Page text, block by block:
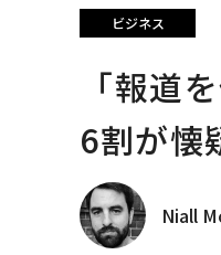
ビジネス
「報道
6割が懐
Niall